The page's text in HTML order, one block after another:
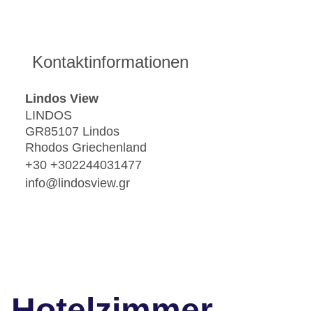
Kontaktinformationen
Lindos View
LINDOS
GR85107 Lindos
Rhodos Griechenland
+30 +302244031477
info@lindosview.gr